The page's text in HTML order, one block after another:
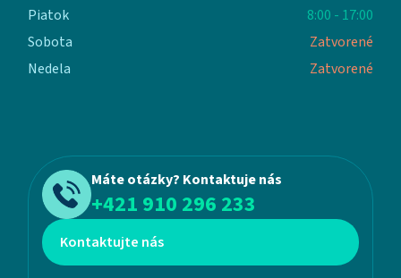
Piatok
8:00 - 17:00
Sobota
Zatvorené
Nedela
Zatvorené
Máte otázky? Kontaktuje nás
+421 910 296 233
Kontaktujte nás